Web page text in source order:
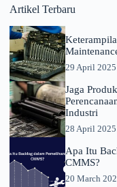
Artikel Terbaru
29 April 2025
Jaga
Industri
28 April 2025
Apa Itu
CMMS?
20 March